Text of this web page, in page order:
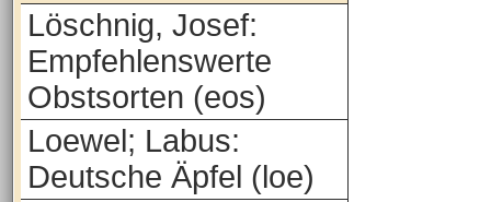
Löschnig, Josef:
Empfehlenswerte
Obstsorten (eos)
Loewel; Labus:
Deutsche Äpfel (loe)